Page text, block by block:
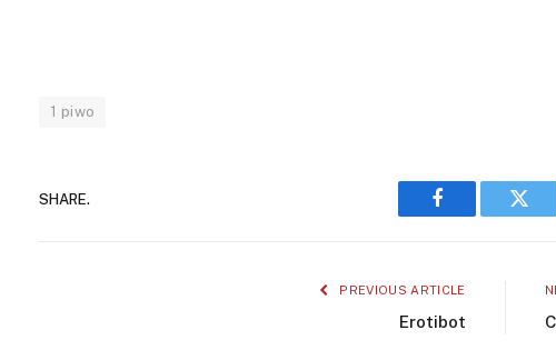
1 piwo
SHARE.
Facebook
PREVIOUS ARTICLE
Erotibot